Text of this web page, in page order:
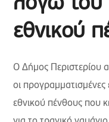
εθνικού
Ο Δήμος Περιστερίου
οι
εθνικού πένθους που